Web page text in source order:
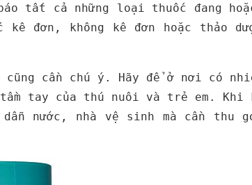
tất cả những loại thuốc đang
đơn, không kê đơn hoặc thảo
cần chú ý. Hãy để ở nơi có
tay của thú nuôi và trẻ em. Khi
nước, nhà vệ sinh mà cần thu